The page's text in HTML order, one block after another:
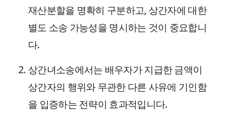
재산분할을 명확히 구분하고, 상간자에 대한
별도 소송 가능성을 명시하는 것이 중요합니
다.
상간녀소송에서는 배우자가 지급한 금액이
상간자의 행위와 무관한 다른 사유에 기인함
을 입증하는 전략이 효과적입니다.